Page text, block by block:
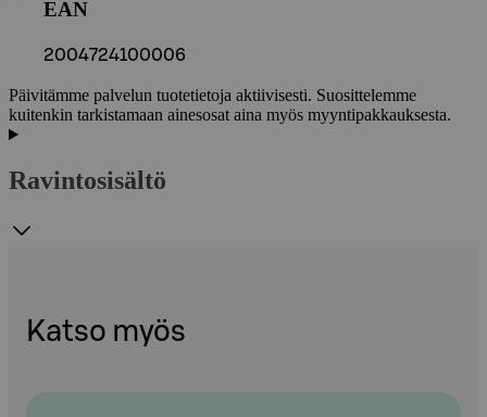
EAN
2004724100006
Päivitämme palvelun tuotetietoja aktiivisesti. Suosittelemme
kuitenkin tarkistamaan ainesosat aina myös myyntipakkauksesta.
Ravintosisältö
Katso myös